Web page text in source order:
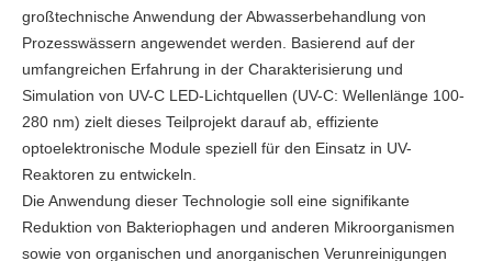
großtechnische Anwendung der Abwasserbehandlung von
Prozesswässern angewendet werden. Basierend auf der
umfangreichen Erfahrung in der Charakterisierung und
Simulation von UV-C LED-Lichtquellen (UV-C: Wellenlänge 100-
280 nm) zielt dieses Teilprojekt darauf ab, effiziente
optoelektronische Module speziell für den Einsatz in UV-
Reaktoren zu entwickeln.
Die Anwendung dieser Technologie soll eine signifikante
Reduktion von Bakteriophagen und anderen Mikroorganismen
sowie von organischen und anorganischen Verunreinigungen